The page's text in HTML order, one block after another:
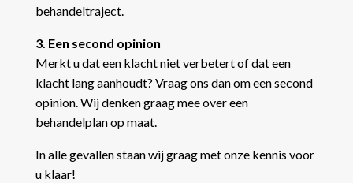
behandeltraject.
3. Een second opinion
Merkt u dat een klacht niet verbetert of dat een
klacht lang aanhoudt? Vraag ons dan om een second
opinion. Wij denken graag mee over een
behandelplan op maat.
In alle gevallen staan wij graag met onze kennis voor
u klaar!